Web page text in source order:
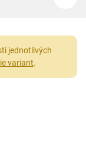
jednotlivých
variant.